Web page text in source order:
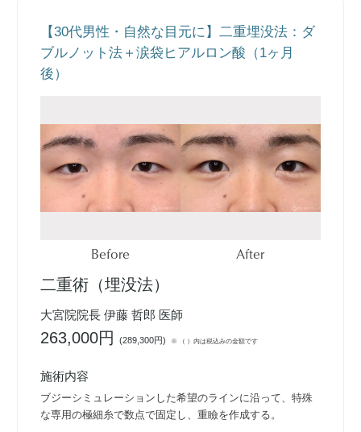
【30代男性・自然な目元に】二重埋没法：ダ
ブルノット法＋涙袋ヒアルロン酸（1ヶ月
後）
Before After
二重術（埋没法）
大宮院院長 伊藤 哲郎 医師
263,000円(289,300円) ※ （ ）内は税込みの金額です
施術内容
ブジーシミュレーションした希望のラインに沿って、特殊
な専用の極細糸で数点で固定し、重瞼を作成する。